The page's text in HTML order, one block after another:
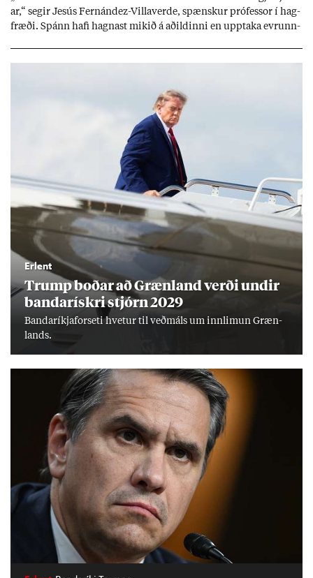
ar,“ seg­ir Jesús Fer­nández-Villa­ver­de, spænsk­ur pró­fess­or í hag­
fræði. Spánn hafi hagn­ast mik­ið á að­ild­inni en upp­taka evr­unn­
Erlent
Trump boð­ar að Græn­land verði und­ir
banda­rískri stjórn 2029
Banda­ríkja­for­seti hvet­ur til veð­máls um inn­limun Græn­
lands.